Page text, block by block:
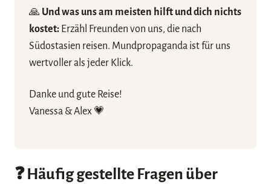
🙏 Und was uns am meisten hilft und dich nichts
kostet: Erzähl Freunden von uns, die nach
Südostasien reisen. Mundpropaganda ist für uns
wertvoller als jeder Klick.
Danke und gute Reise!
Vanessa & Alex 💗
❓ Häufig gestellte Fragen über